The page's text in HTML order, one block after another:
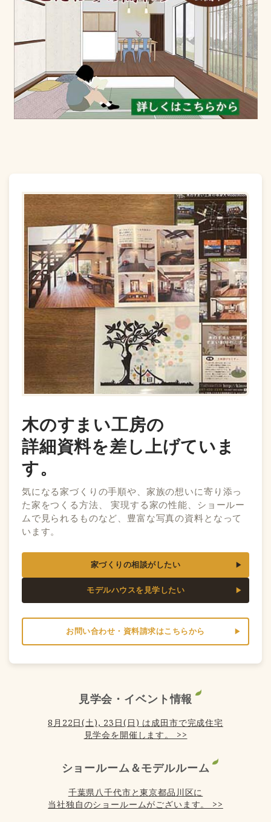
木のすまい工房の
詳細資料を差し上げていま
す。
気になる家づくりの手順や、家族の想いに寄り添っ
た家をつくる方法、 実現する家の性能、ショールー
ムで見られるものなど、豊富な写真の資料となって
います。
家づくりの相談がしたい
モデルハウスを見学したい
お問い合わせ・資料請求はこちらから
見学会・イベント情報
8月22日(土), 23日(日) は成田市で完成住宅
見学会を開催します。 >>
ショールーム＆モデルルーム
千葉県八千代市と東京都品川区に
当社独自のショールームがございます。 >>